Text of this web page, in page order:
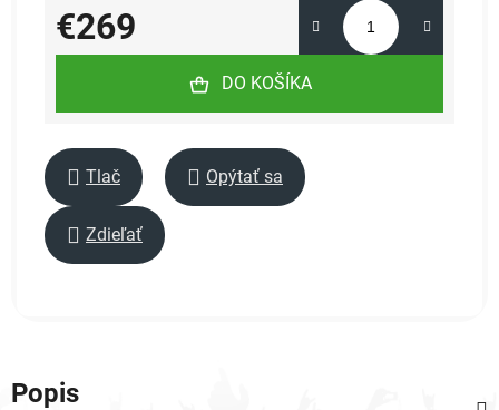
€269
Jednotková cena:
DO KOŠÍKA
Tlač Opýtať sa
Zdieľať
Popis